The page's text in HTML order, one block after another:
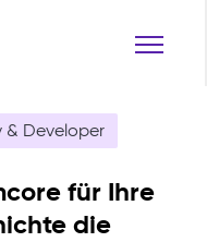
& Developer
für Ihre
die